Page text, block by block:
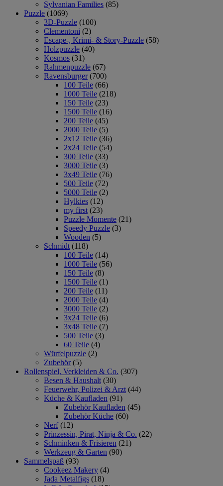
Sylvanian Families (85)
Puzzle (1069)
3D-Puzzle (100)
Clementoni (2)
Escape-, Krimi- & Story-Puzzle (58)
Holzpuzzle (40)
Kosmos (31)
Rahmenpuzzle (67)
Ravensburger (700)
100 Teile (66)
1000 Teile (218)
150 Teile (23)
1500 Teile (16)
200 Teile (45)
2000 Teile (5)
2x12 Teile (36)
2x24 Teile (54)
300 Teile (33)
3000 Teile (3)
3x49 Teile (76)
500 Teile (72)
5000 Teile (2)
Hylkies (12)
my first (23)
Puzzle Momente (21)
Speedy Puzzle (3)
Wooden (5)
Schmidt (118)
100 Teile (14)
1000 Teile (56)
150 Teile (8)
1500 Teile (1)
200 Teile (11)
2000 Teile (4)
3000 Teile (2)
3x24 Teile (6)
3x48 Teile (7)
500 Teile (3)
60 Teile (4)
Würfelpuzzle (2)
Zubehör (5)
Rollenspiel, Verkleiden & Co. (307)
Besen & Haushalt (30)
Feuerwehr, Polizei & Arzt (44)
Küche & Kaufladen (91)
Zubehör Kaufladen (45)
Zubehör Küche (60)
Nerf (12)
Prinzessin, Pirat, Ninja & Co. (22)
Schminken & Frisieren (21)
Werkzeug & Garten (90)
Sammelspaß (93)
Cookeez Makery (4)
Jada Metalfigs (18)